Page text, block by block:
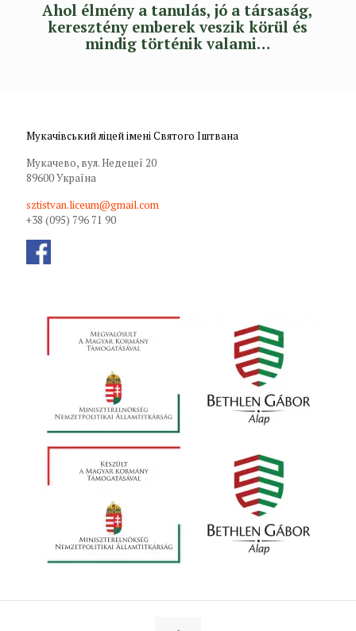
Ahol élmény a tanulás, jó a társaság,
keresztény emberek veszik körül és
mindig történik valami…
Мукачівський ліцей імені Святого Іштвана
Мукачево, вул. Недецеї 20
89600 Україна
sztistvan.liceum@gmail.com
+38 (095) 796 71 90